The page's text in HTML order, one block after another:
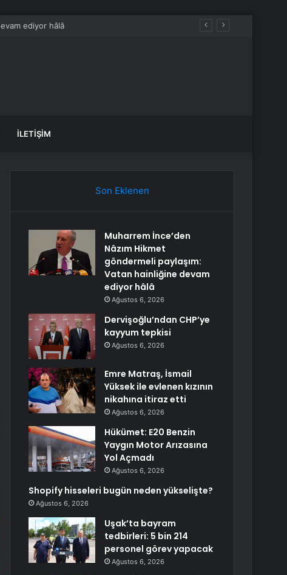
İLETIŞIM
Son Eklenen
Muharrem İnce’den
Nâzım Hikmet
göndermeli paylaşım:
Vatan hainliğine devam
ediyor hâlâ
Ağustos 6, 2026
Dervişoğlu’ndan CHP’ye
kayyum tepkisi
Ağustos 6, 2026
Emre Matraş, İsmail
Yüksek ile evlenen kızının
nikahına itiraz etti
Ağustos 6, 2026
Hükümet: E20 Benzin
Yaygın Motor Arızasına
Yol Açmadı
Ağustos 6, 2026
Shopify hisseleri bugün neden yükselişte?
Ağustos 6, 2026
Uşak’ta bayram
tedbirleri: 5 bin 214
personel görev yapacak
Ağustos 6, 2026